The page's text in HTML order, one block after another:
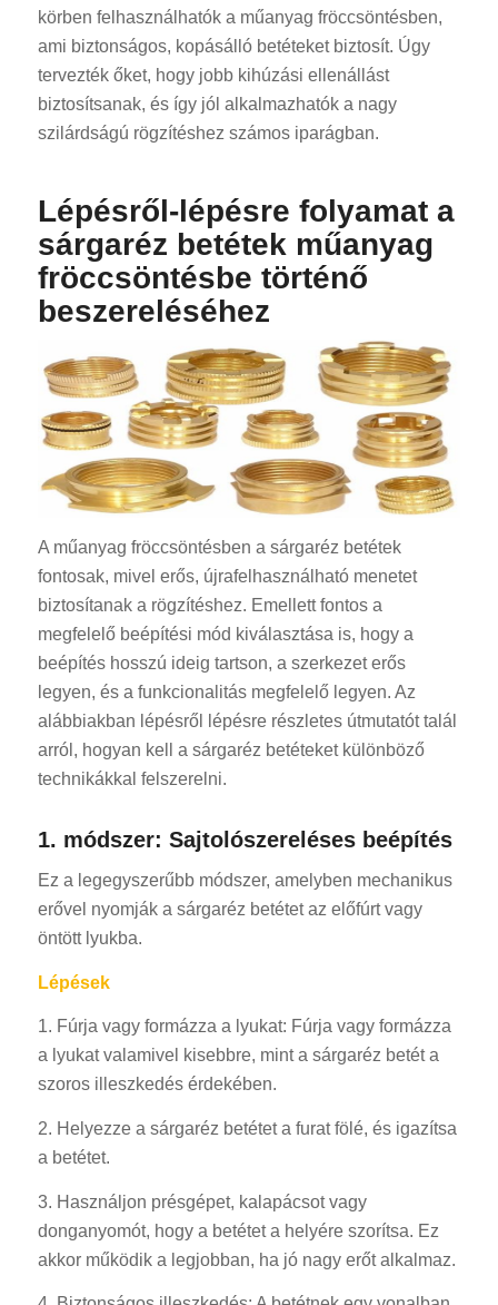
körben felhasználhatók a műanyag fröccsöntésben,
ami biztonságos, kopásálló betéteket biztosít. Úgy
tervezték őket, hogy jobb kihúzási ellenállást
biztosítsanak, és így jól alkalmazhatók a nagy
szilárdságú rögzítéshez számos iparágban.
Lépésről-lépésre folyamat a
sárgaréz betétek műanyag
fröccsöntésbe történő
beszereléséhez
A műanyag fröccsöntésben a sárgaréz betétek
fontosak, mivel erős, újrafelhasználható menetet
biztosítanak a rögzítéshez. Emellett fontos a
megfelelő beépítési mód kiválasztása is, hogy a
beépítés hosszú ideig tartson, a szerkezet erős
legyen, és a funkcionalitás megfelelő legyen. Az
alábbiakban lépésről lépésre részletes útmutatót talál
arról, hogyan kell a sárgaréz betéteket különböző
technikákkal felszerelni.
1. módszer: Sajtolószereléses beépítés
Ez a legegyszerűbb módszer, amelyben mechanikus
erővel nyomják a sárgaréz betétet az előfúrt vagy
öntött lyukba.
Lépések
1. Fúrja vagy formázza a lyukat: Fúrja vagy formázza
a lyukat valamivel kisebbre, mint a sárgaréz betét a
szoros illeszkedés érdekében.
2. Helyezze a sárgaréz betétet a furat fölé, és igazítsa
a betétet.
3. Használjon présgépet, kalapácsot vagy
donganyomót, hogy a betétet a helyére szorítsa. Ez
akkor működik a legjobban, ha jó nagy erőt alkalmaz.